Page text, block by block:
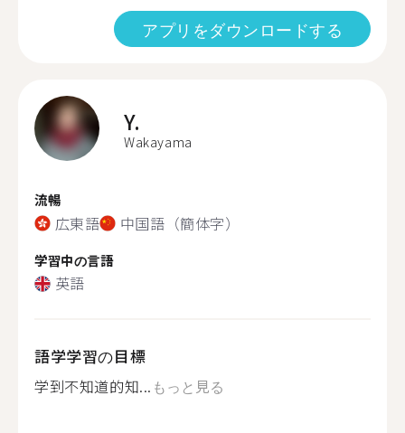
アプリをダウンロードする
Y.
Wakayama
流暢
広東語 中国語（簡体字）
学習中の言語
英語
語学学習の目標
学到不知道的知... もっと見る